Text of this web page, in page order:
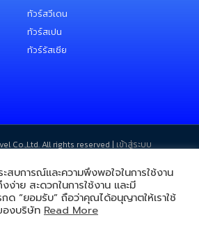
ทัวร์สวีเดน
ทัวร์สเปน
ทัวร์รัสเซีย
Co.,Ltd. All rights reserved | เข้าสู่ระบบ
สบการณ์และความพึงพอใจในการใช้งาน
งง่าย สะดวกในการใช้งาน และมี
ด “ยอมรับ” ถือว่าคุณได้อนุญาตให้เราใช้
องบริษัท Read More